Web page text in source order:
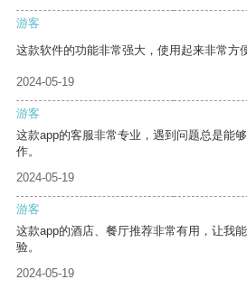
游客
这款软件的功能非常强大，使用起来非常方
2024-05-19
游客
这款app的客服非常专业，遇到问题总是能
作。
2024-05-19
游客
这款app的酒店、餐厅推荐非常有用，让我
验。
2024-05-19